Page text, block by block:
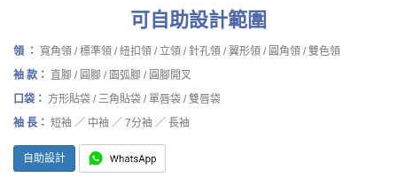
可自助設計範圍
領 ： 寬角領 / 標準領 / 紐扣領 / 立領 / 針孔領 / 翼形領 / 圓角領 / 雙色領
袖 款：
直腳 / 圓腳 / 園弧腳 / 圓腳開叉
口袋： 方形貼袋 / 三角貼袋 / 單唇袋 / 雙唇袋
袖 長： 短袖 ／ 中袖 ／ 7分袖 ／ 長袖
自助設計